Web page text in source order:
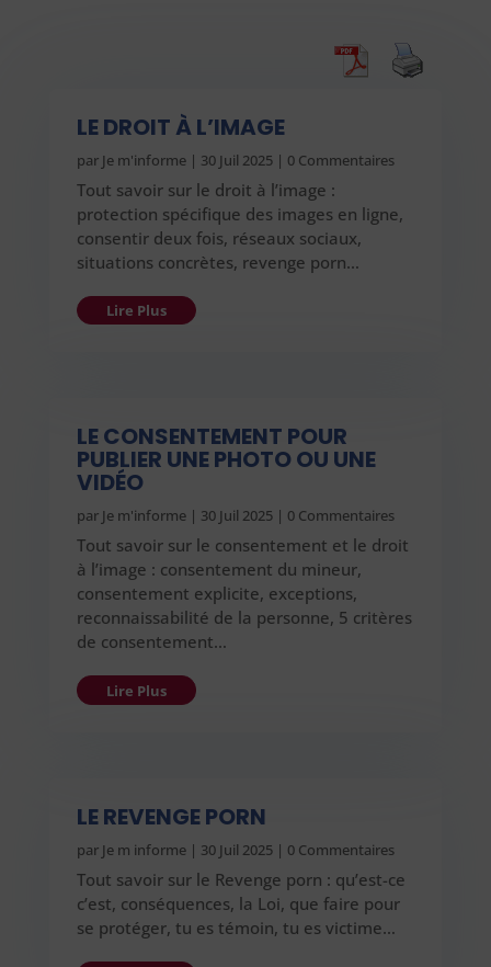
LE DROIT À L’IMAGE
par Je m'informe| 30 Juil 2025| 0 Commentaires
Tout savoir sur le droit à l’image :
protection spécifique des images en ligne,
consentir deux fois, réseaux sociaux,
situations concrètes, revenge porn…
Lire Plus
LE CONSENTEMENT POUR
PUBLIER UNE PHOTO OU UNE
VIDÉO
par Je m'informe| 30 Juil 2025| 0 Commentaires
Tout savoir sur le consentement et le droit
à l’image : consentement du mineur,
consentement explicite, exceptions,
reconnaissabilité de la personne, 5 critères
de consentement…
Lire Plus
LE REVENGE PORN
par Je m informe| 30 Juil 2025| 0 Commentaires
Tout savoir sur le Revenge porn : qu’est-ce
c’est, conséquences, la Loi, que faire pour
se protéger, tu es témoin, tu es victime…